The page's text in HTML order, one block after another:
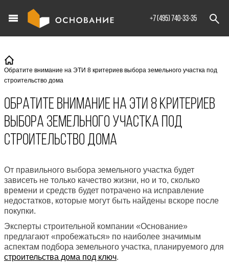
+7 (495) 740-33-35
Обратите внимание на ЭТИ 8 критериев выбора земельного участка под
строительство дома
Обратите внимание на ЭТИ 8 критериев
выбора земельного участка под
строительство дома
От правильного выбора земельного участка будет
зависеть не только качество жизни, но и то, сколько
времени и средств будет потрачено на исправление
недостатков, которые могут быть найдены вскоре после
покупки.
Эксперты строительной компании «Основание»
предлагают «пробежаться» по наиболее значимым
аспектам подбора земельного участка, планируемого для
строительства дома под ключ.